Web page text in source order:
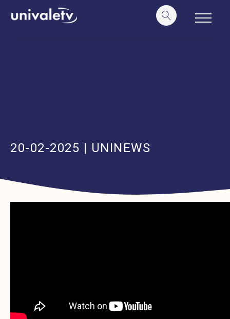
conteúdo
20-02-2025 | UNINEWS